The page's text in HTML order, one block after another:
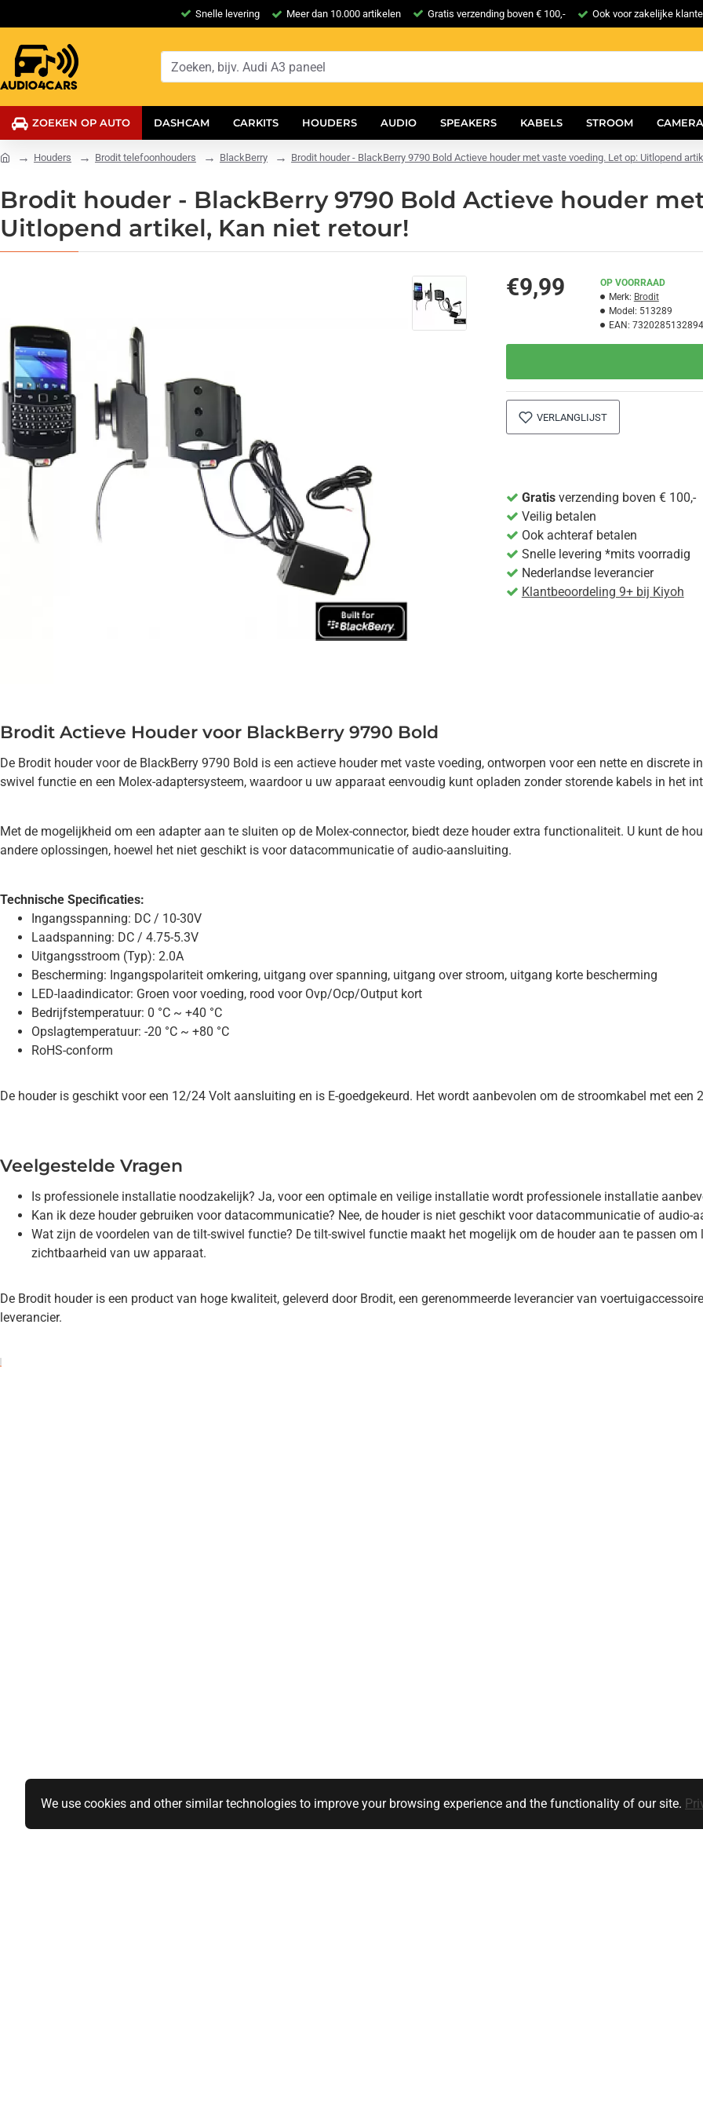
Snelle levering Meer dan 10.000 artikelen Gratis verzending boven € 100,- Ook voor zakelijke
ZOEKEN OP AUTO DASHCAM CARKITS HOUDERS AUDIO SPEAKERS KABELS STROOM
Houders Brodit telefoonhouders BlackBerry Brodit houder - BlackBerry 9790 Bold Actieve houder met vaste voeding. Let op: Uitlopend
Brodit houder - BlackBerry 9790 Bold Actieve houder
Uitlopend artikel, Kan niet retour!
€9,99
OP VOORRAAD
Merk: Brodit
Model: 513289
EAN: 7320285132894
VERLANGLIJST
Gratisverzending boven € 100,-
Veilig betalen
Ook achteraf betalen
Snelle levering *mits voorradig
Nederlandse leverancier
Klantbeoordeling 9+ bij Kiyoh
Brodit Actieve Houder voor BlackBerry 9790 Bold
De Brodit houder voor de BlackBerry 9790 Bold is een actieve houder met vaste voeding, ontworpen voor een nette en
swivel functie en een Molex-adaptersysteem, waardoor u uw apparaat eenvoudig kunt opladen zonder storende kabels in het
Met de mogelijkheid om een adapter aan te sluiten op de Molex-connector, biedt deze houder extra functionaliteit. U kunt de
andere oplossingen, hoewel het niet geschikt is voor datacommunicatie of audio-aansluiting.
Technische Specificaties:
Ingangsspanning: DC / 10-30V
Laadspanning: DC / 4.75-5.3V
Uitgangsstroom (Typ): 2.0A
Bescherming: Ingangspolariteit omkering, uitgang over spanning, uitgang over stroom, uitgang korte bescherming
LED-laadindicator: Groen voor voeding, rood voor Ovp/Ocp/Output kort
Bedrijfstemperatuur: 0 °C ~ +40 °C
Opslagtemperatuur: -20 °C ~ +80 °C
RoHS-conform
De houder is geschikt voor een 12/24 Volt aansluiting en is E-goedgekeurd. Het wordt aanbevolen om de stroomkabel met een
Veelgestelde Vragen
Is professionele installatie noodzakelijk? Ja, voor een optimale en veilige installatie wordt professionele installatie
Kan ik deze houder gebruiken voor datacommunicatie? Nee, de houder is niet geschikt voor datacommunicatie of audio-
Wat zijn de voordelen van de tilt-swivel functie? De tilt-swivel functie maakt het mogelijk om de houder aan te passen
zichtbaarheid van uw apparaat.
De Brodit houder is een product van hoge kwaliteit, geleverd door Brodit, een gerenommeerde leverancier van
leverancier.
We use cookies and other similar technologies to improve your browsing experience and the functionality of our site.